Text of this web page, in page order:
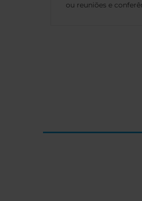
ou reuniões e